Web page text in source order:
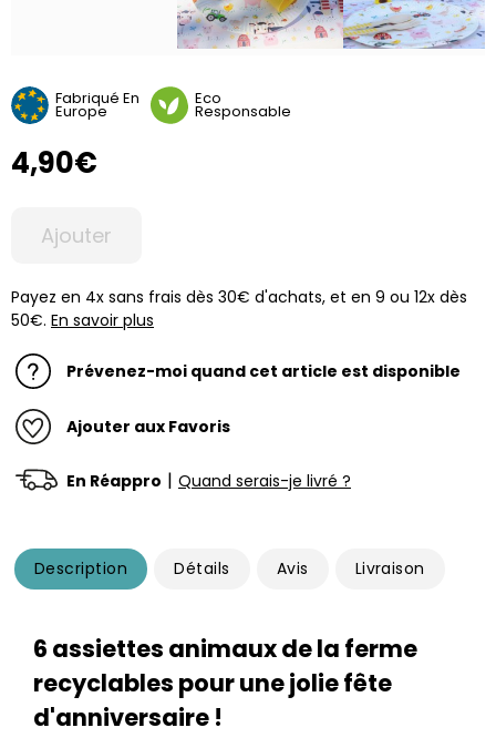
Fabriqué En
Europe
Eco
Responsable
4,90€
Ajouter
Payez en 4x sans frais dès 30€ d'achats, et en 9 ou 12x dès
50€. En savoir plus
Prévenez-moi quand cet article est disponible
Ajouter aux Favoris
En Réappro | Quand serais-je livré ?
Description Détails Avis Livraison
6 assiettes animaux de la ferme
recyclables pour une jolie fête
d'anniversaire !